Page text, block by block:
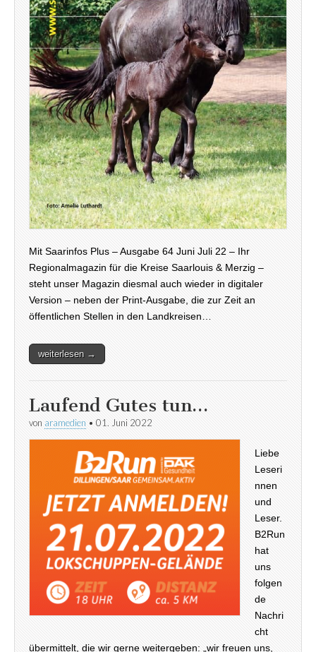
Mit Saarinfos Plus – Ausgabe 64 Juni Juli 22 – Ihr
Regionalmagazin für die Kreise Saarlouis & Merzig –
steht unser Magazin diesmal auch wieder in digitaler
Version – neben der Print-Ausgabe, die zur Zeit an
öffentlichen Stellen in den Landkreisen…
weiterlesen →
Laufend Gutes tun…
von aramedien • 01. Juni 2022
Liebe
Leseri
nnen
und
Leser.
B2Run
hat
uns
folgen
de
Nachri
cht
übermittelt, die wir gerne weitergeben: „wir freuen uns,